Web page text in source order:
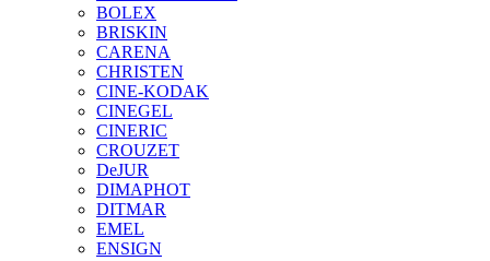
BOLEX
BRISKIN
CARENA
CHRISTEN
CINE-KODAK
CINEGEL
CINERIC
CROUZET
DeJUR
DIMAPHOT
DITMAR
EMEL
ENSIGN